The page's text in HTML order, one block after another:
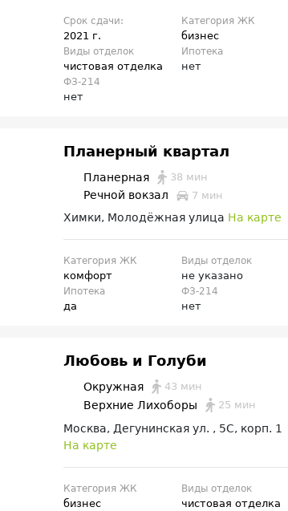
Срок сдачи:
2021 г.
Категория ЖК
бизнес
Виды отделок
чистовая отделка
Ипотека
нет
ФЗ-214
нет
Планерный квартал
Планерная 38 мин
Речной вокзал 7 мин
Химки, Молодёжная улица На карте
Категория ЖК
комфорт
Виды отделок
не указано
Ипотека
да
ФЗ-214
нет
Любовь и Голуби
Окружная 43 мин
Верхние Лихоборы 25 мин
Москва, Дегунинская ул. , 5С, корп. 1
На карте
Категория ЖК
бизнес
Виды отделок
чистовая отделка